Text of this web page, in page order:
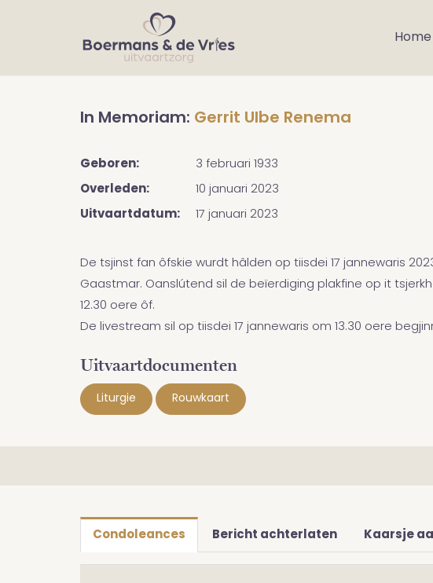
Home
In Memoriam: Gerrit Ulbe Renema
Geboren: 3 februari 1933
Overleden: 10 januari 2023
Uitvaartdatum: 17 januari 2023
De tsjinst fan ôfskie wurdt hâlden op tiisdei 17 jannewaris
Gaastmar. Oanslútend sil de beïerdiging plakfine op it
12.30 oere ôf.
De livestream sil op tiisdei 17 jannewaris om 13.30 oere
Uitvaartdocumenten
Liturgie Rouwkaart
Condoleances Bericht achterlaten Kaarsje